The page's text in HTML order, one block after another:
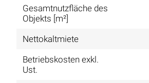
Gesamtnutzfläche des
Objekts [m²]
Nettokaltmiete
Betriebskosten exkl.
Ust.